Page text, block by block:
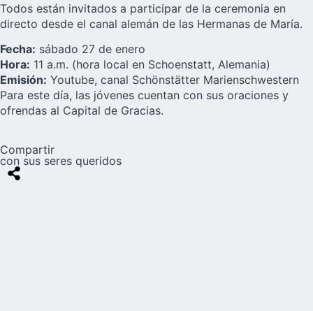
Todos están invitados a participar de la ceremonia en
directo desde el canal alemán de las Hermanas de María.
Fecha: sábado 27 de enero
Hora: 11 a.m. (hora local en Schoenstatt, Alemania)
Emisión: Youtube, canal Schönstätter Marienschwestern
Para este día, las jóvenes cuentan con sus oraciones y
ofrendas al Capital de Gracias.
Compartir
con sus seres queridos